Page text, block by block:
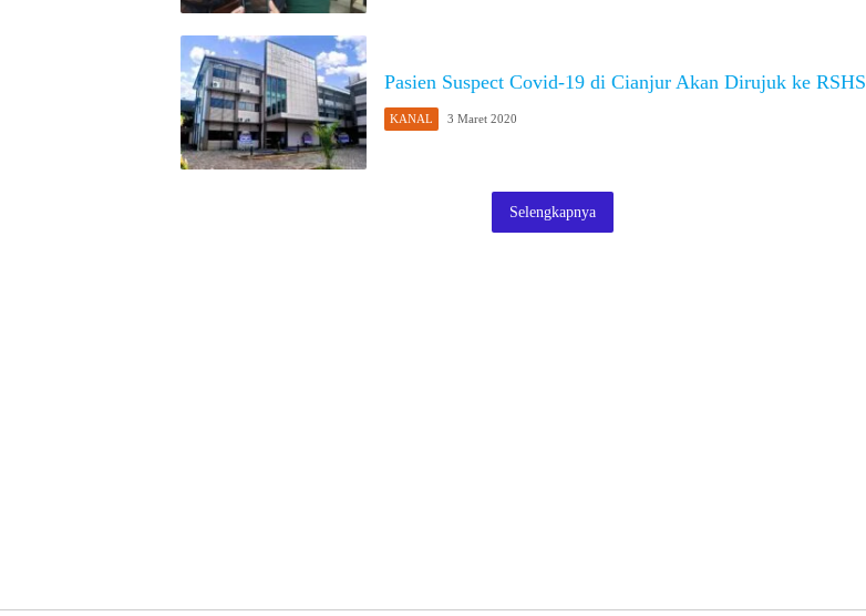
Pasien Suspect Covid-19 di Cianjur Akan Dirujuk ke RSHS
KANAL 3 Maret 2020
Selengkapnya